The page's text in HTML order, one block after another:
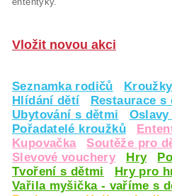
Vložit novou akci
Seznamka rodičů Kroužky
Hlídání dětí
Restaurace s
Ubytování s dětmi
Pořadatelé kroužků
Kupovačka
Soutěže pro
Slevové vouchery
Hry
Tvoření s dětmi
Hry pro
Vařila myšička - vaříme s